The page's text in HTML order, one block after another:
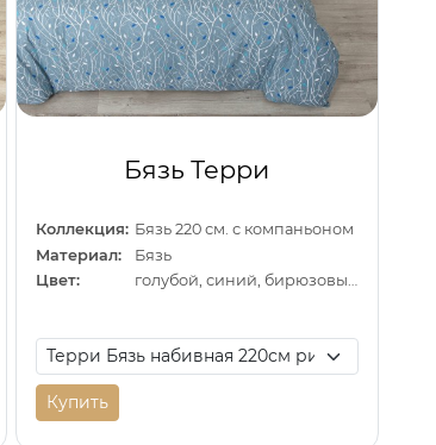
Бязь Терри
Коллекция: Бязь 220 см. с компаньоном
Материал:
Бязь
Цвет:
голубой, синий, бирюзовый
Купить